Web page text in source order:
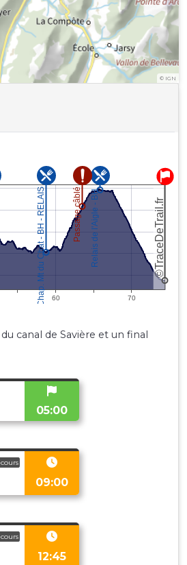
© IGN
canal de Savière et un final
05:00
09:00
12:45